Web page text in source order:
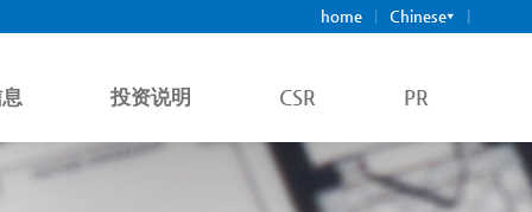
home
Chinese
KOR
Japanese
投资说明 CSR PR